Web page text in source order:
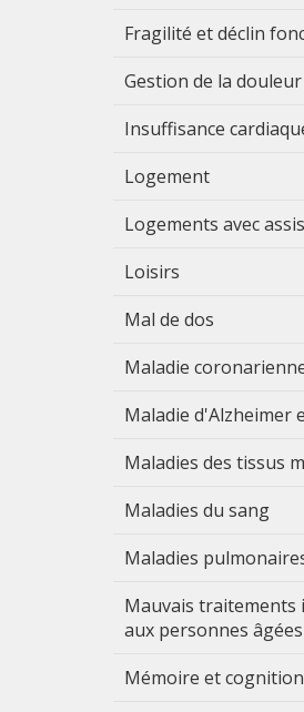
Fragilité et déclin
Gestion de la douleur
Insuffisance
Logement
Logements avec
Loisirs
Mal de dos
Maladie
Maladie d'Alzheimer
Maladies des tissus
Maladies du sang
Maladies
Mauvais traitements
aux personnes âgées
Mémoire et cognition